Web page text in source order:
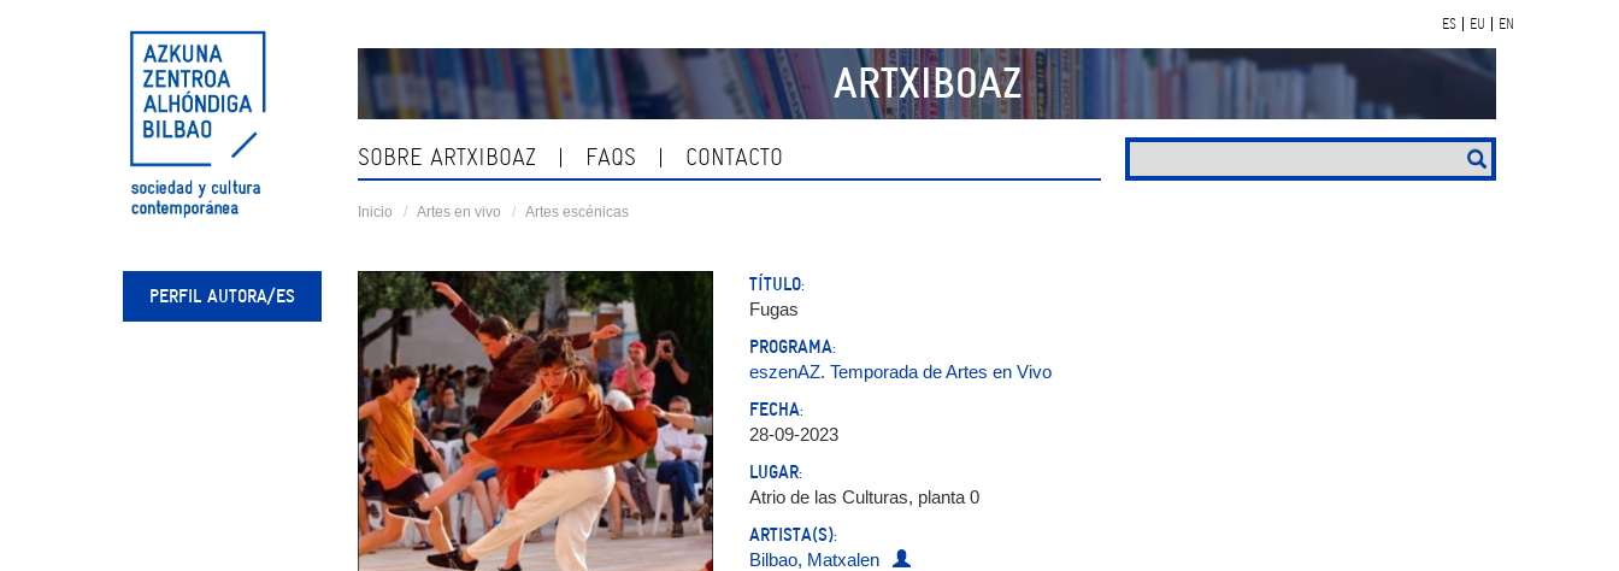
ES EU EN
ARTXIBOAZ
SOBRE ARTXIBOAZ FAQS CONTACTO
Inicio Artes en vivo Artes escénicas
PERFIL AUTORA/ES
TÍTULO:
Fugas
PROGRAMA:
eszenAZ. Temporada de Artes en Vivo
FECHA:
28-09-2023
LUGAR:
Atrio de las Culturas, planta 0
ARTISTA(S):
Bilbao, Matxalen